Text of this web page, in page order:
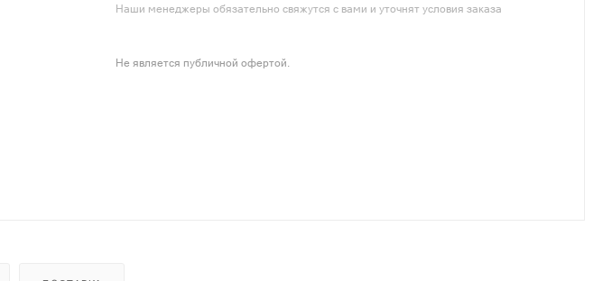
Наши менеджеры обязательно свяжутся с вами и уточнят условия заказа
Не является публичной офертой.